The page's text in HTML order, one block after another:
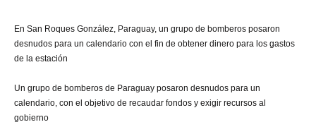
En San Roques González, Paraguay, un grupo de bomberos posaron
desnudos para un calendario con el fin de obtener dinero para los gastos
de la estación
Un grupo de bomberos de Paraguay posaron desnudos para un
calendario, con el objetivo de recaudar fondos y exigir recursos al
gobierno